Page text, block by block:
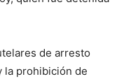
de arresto
la prohibición de